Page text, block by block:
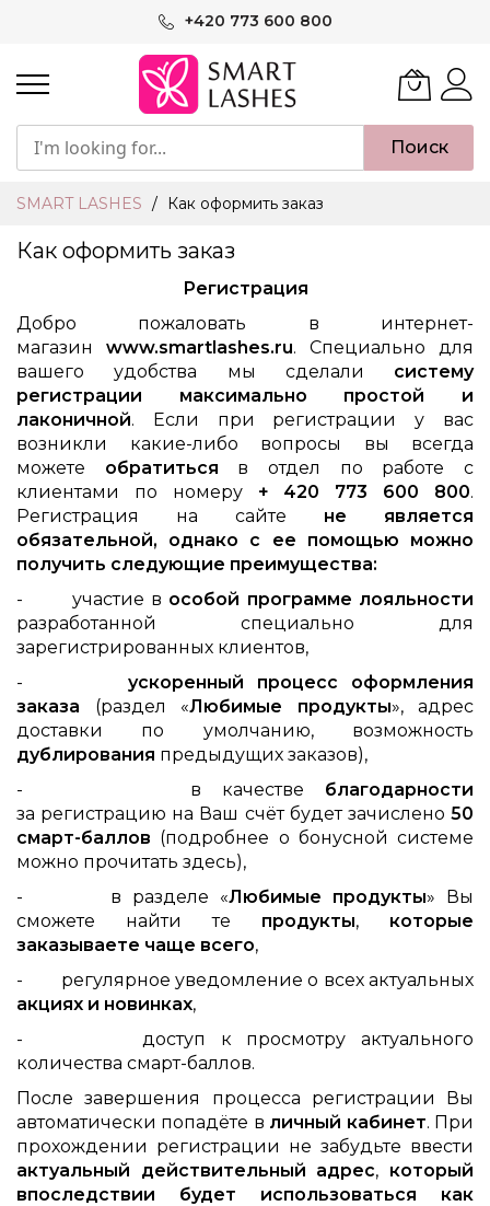
+420 773 600 800
Поиск
SMART LASHES Как оформить заказ
Как оформить заказ
Регистрация
Добро пожаловать в интернет-
магазин
www.smartlashes.ru. Специально для
вашего удобства мы сделали систему
регистрации максимально простой и
лаконичной. Если при регистрации у вас
возникли какие-либо вопросы вы всегда
можете обратиться в отдел по работе с
клиентами по номеру + 420 773 600 800.
Регистрация на сайте не является
обязательной, однако с ее помощью можно
получить следующие преимущества:
- участие в особой программе лояльности
разработанной специально для
зарегистрированных клиентов,
- ускоренный процесс оформления
заказа (раздел «Любимые продукты», адрес
доставки по умолчанию, возможность
дублирования предыдущих заказов),
- в качестве благодарности
за регистрацию на Ваш счёт будет зачислено 50
смарт-баллов (подробнее о бонусной системе
можно прочитать здесь),
- в разделе «Любимые продукты» Вы
сможете найти те продукты, которые
заказываете чаще всего,
- регулярное уведомление о всех актуальных
акциях и новинках,
- доступ к просмотру актуального
количества смарт-баллов.
После завершения процесса регистрации Вы
автоматически попадёте в личный кабинет. При
прохождении регистрации не забудьте ввести
актуальный действительный адрес, который
впоследствии будет использоваться как